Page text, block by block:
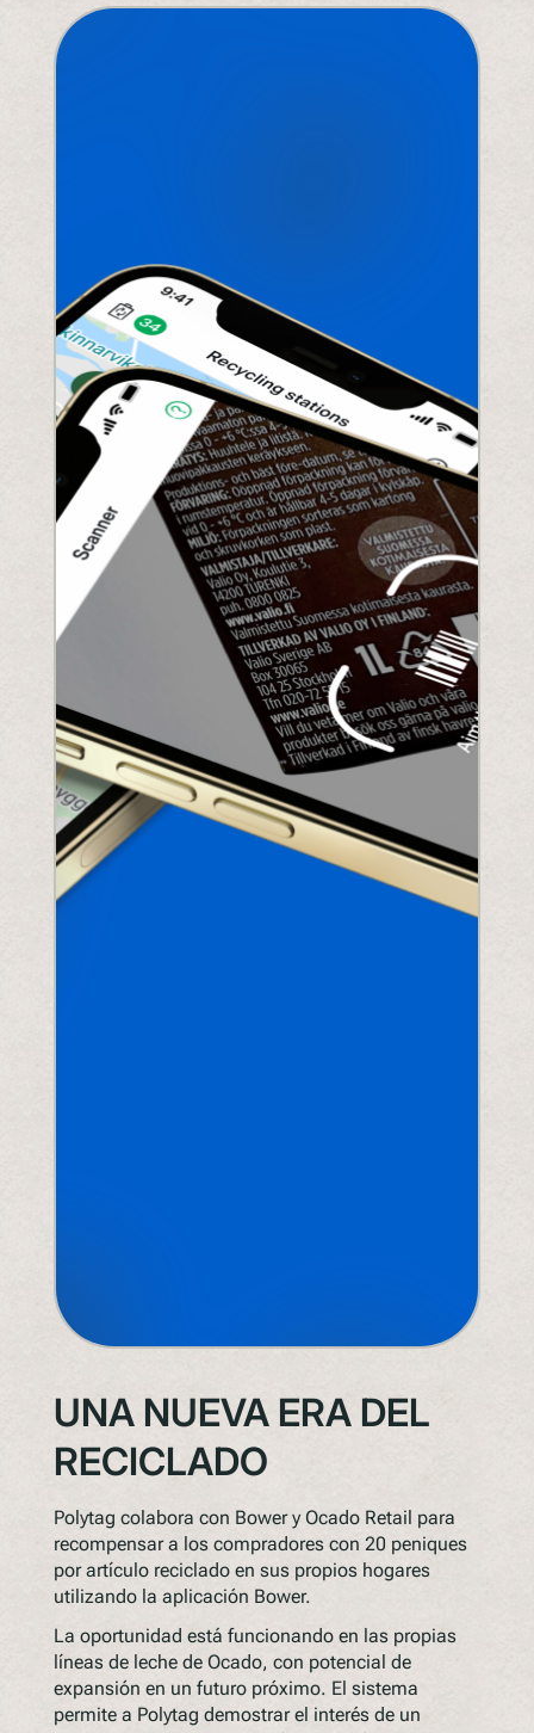
Co-Op
EPR
ESPR
Contacto
Conozca al equipo
Socios
Premios
QR al cuadrado de Polytag
UNA NUEVA ERA DEL
RECICLADO
Polytag colabora con Bower y Ocado Retail para
recompensar a los compradores con 20 peniques
por artículo reciclado en sus propios hogares
utilizando la aplicación Bower.
La oportunidad está funcionando en las propias
líneas de leche de Ocado, con potencial de
expansión en un futuro próximo. El sistema
permite a Polytag demostrar el interés de un